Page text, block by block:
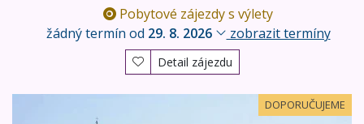
Pobytové zájezdy s výlety
žádný termín od 29. 8. 2026 zobrazit termíny
Detail zájezdu
DOPORUČUJEME